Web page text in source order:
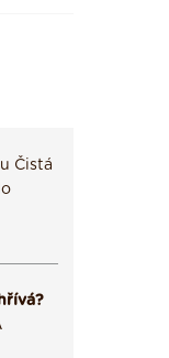
Čistá